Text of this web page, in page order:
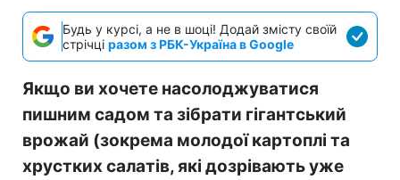
Будь у курсі, а не в шоці! Додай змісту своїй
стрічці разом з РБК-Україна в Google
Якщо ви хочете насолоджуватися
пишним садом та зібрати гігантський
врожай (зокрема молодої картоплі та
хрустких салатів, які дозрівають уже